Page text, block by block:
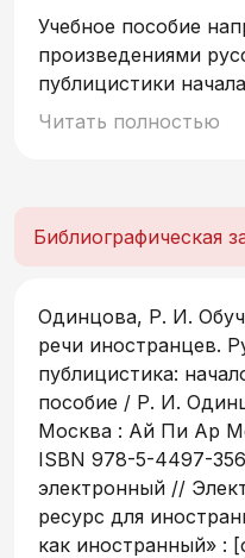
Учебное пособие
произведениями
публицистики
совершенствование
включает тексты о
писателей, их
вопросами и др.
соответствии с
государственным
стандартом
Предназначено для
уровня В1, В2,
может быть
читателями,
литературой.
Читать полностью
Библиографическая
Одинцова, Р. И.
речи иностранцев.
публицистика:
пособие / Р. И.
Москва : Ай Пи Ар
ISBN 978-5-4497-
электронный //
ресурс для
как иностранный» :